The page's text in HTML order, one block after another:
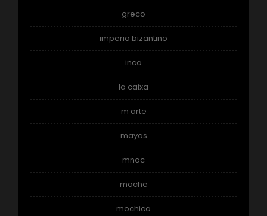
greco
imperio bizantino
inca
la caixa
m arte
mayas
mnac
moche
mochica